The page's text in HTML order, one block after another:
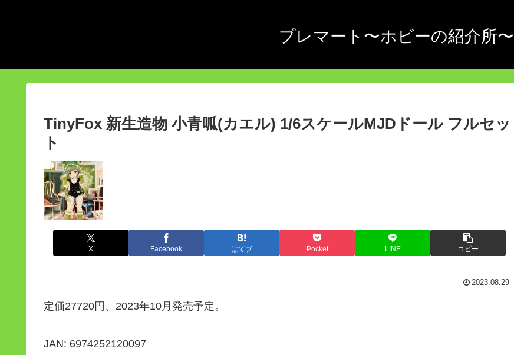
プレマート〜ホビーの紹介所〜
TinyFox 新生造物 小青呱(カエル) 1/6スケールMJDドール フルセッ
ト
X Facebook はてブ Pocket LINE コピー
2023.08.29
定価27720円、2023年10月発売予定。
JAN: 6974252120097